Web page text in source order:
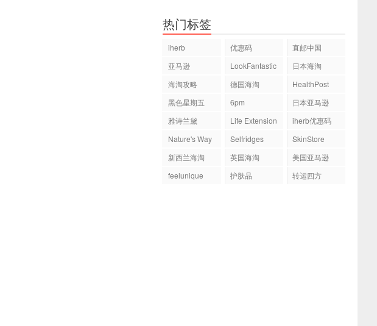
热门标签
iherb 优惠码
直邮中国
亚马逊
LookFantastic
日本海淘
海淘攻略
德国海淘
HealthPost
黑色星期五
6pm
日本亚马逊
雅诗兰黛
Life Extension
iherb优惠码
Nature's Way
Selfridges
SkinStore
新西兰海淘
英国海淘
美国亚马逊
feelunique
护肤品 转运四方